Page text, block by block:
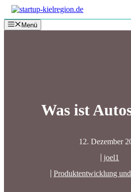
Zum
Inhalt
springenMenü
Was ist
12. Dezember
joel1
Produktentwicklung